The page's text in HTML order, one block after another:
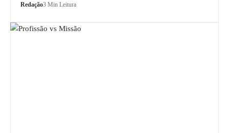
Redação3 Min Leitura